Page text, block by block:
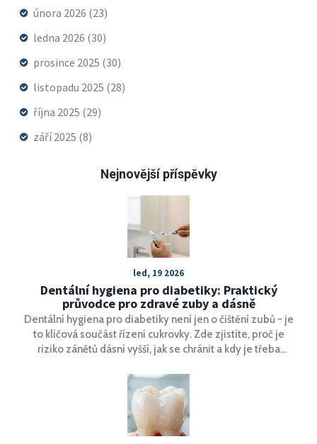
února 2026 (23)
ledna 2026 (30)
prosince 2025 (30)
listopadu 2025 (28)
října 2025 (29)
září 2025 (8)
Nejnovější příspěvky
led, 19 2026
Dentální hygiena pro diabetiky: Praktický
průvodce pro zdravé zuby a dásně
Dentální hygiena pro diabetiky není jen o čištění zubů - je
to klíčová součást řízení cukrovky. Zde zjistíte, proč je
riziko zánětů dásní vyšší, jak se chránit a kdy je třeba